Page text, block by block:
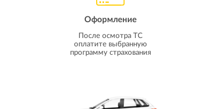
Оформление
После осмотра ТС
оплатите выбранную
программу страхования